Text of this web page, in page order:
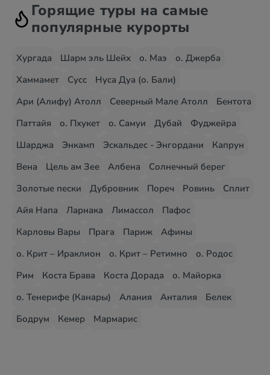
Горящие туры на самые
популярные курорты
Хургада Шарм эль Шейх о. Маэ
о. Джерба
Хаммамет
Сусс
Нуса Дуа (о. Бали)
Ари (Алифу) Атолл
Северный Мале Атолл
Бентота
Паттайя
о. Пхукет о. Самуи Дубай
Фуджейра
Шарджа
Энкамп Эскальдес - Энгордани
Капрун
Вена
Цель ам Зее Албена
Солнечный берег
Золотые пески
Дубровник Пореч Ровинь
Сплит
Айя Напа
Ларнака Лимассол
Пафос
Карловы Вары
Прага Париж
Афины
о. Крит – Ираклион
о. Крит – Ретимно
о. Родос
Рим
Коста Брава Коста Дорада
о. Майорка
о. Тенерифе (Канары)
Алания Анталия
Белек
Бодрум
Кемер Мармарис